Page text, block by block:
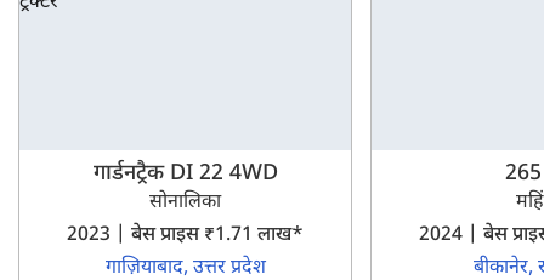
गार्डनट्रैक DI 22 4WD
सोनालिका
2023 | बेस प्राइस ₹1.71 लाख*
गाज़ियाबाद, उत्तर प्रदेश
2024 | बेस
बीकानेर,